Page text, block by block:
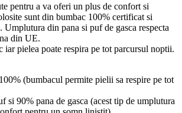
pentru a va oferi un plus de confort si
sunt din bumbac 100% certificat si
din pana si puf de gasca respecta
din UE.
iar pielea poate respira pe tot parcursul noptii.
(bumbacul permite pielii sa respire pe tot
si 90% pana de gasca (acest tip de umplutura